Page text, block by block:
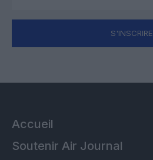
S'INSCRIRE
Accueil
Soutenir Air Journal